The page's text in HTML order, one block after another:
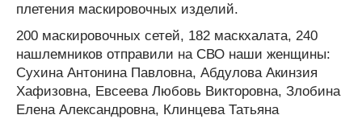
плетения маскировочных изделий.
200 маскировочных сетей, 182 маскхалата, 240
нашлемников отправили на СВО наши женщины:
Сухина Антонина Павловна, Абдулова Акинзия
Хафизовна, Евсеева Любовь Викторовна, Злобина
Елена Александровна, Клинцева Татьяна